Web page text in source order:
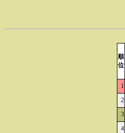
順
位
1
2
3
4